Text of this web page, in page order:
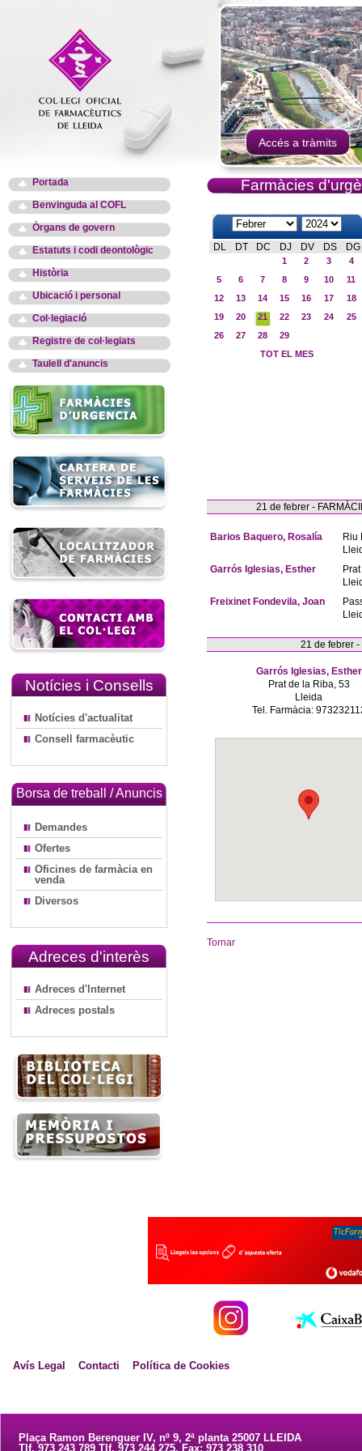
Accés a tràmits
Portada
Benvinguda al COFL
Òrgans de govern
Estatuts i codi deontològic
Història
Ubicació i personal
Col·legiació
Registre de col·legiats
Taulell d'anuncis
Notícies i Consells
Notícies d'actualitat
Consell farmacèutic
Borsa de treball / Anuncis
Demandes
Ofertes
Oficines de farmàcia en
venda
Diversos
Adreces d'interès
Adreces d'Internet
Adreces postals
Farmàcies
DL DT DC DJ DV DS DG
1 2 3
4
5
6 7 8 9 10
11
12
13 14 15 16 17
18
19
20 21 22 23 24
25
26
27 28
29
TOT EL MES
21 de febrer -
Barios Baquero, Rosalía
Riu
Garrós Iglesias, Esther
Freixinet Fondevila, Joan
21 de febrer
Garrós Iglesias, Esther
Prat de la Riba, 53
Lleida
Tel. Farmàcia:
Tornar
Avís Legal Contacti Política de Cookies
Plaça Ramon Berenguer IV, nº 9, 2ª planta 25007 LLEIDA
Tlf. 973 243 789 Tlf. 973 244 275. Fax: 973 238 310